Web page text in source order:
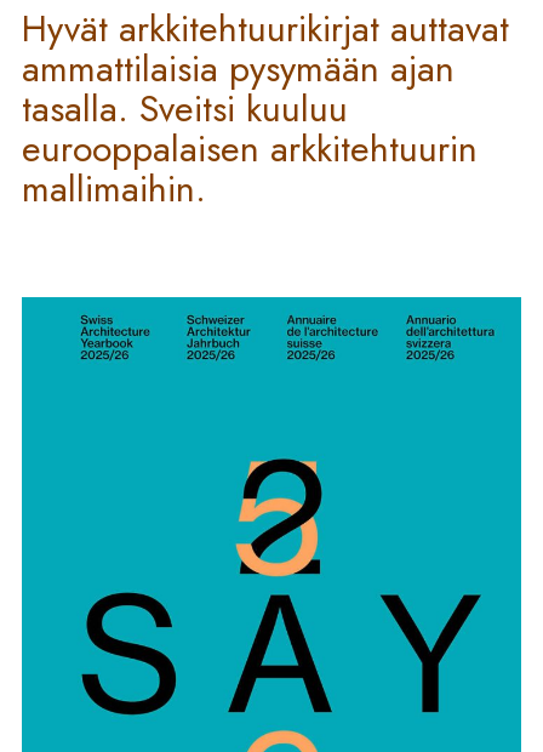
Hyvät arkkitehtuurikirjat auttavat
ammattilaisia pysymään ajan
tasalla. Sveitsi kuuluu
eurooppalaisen arkkitehtuurin
mallimaihin.